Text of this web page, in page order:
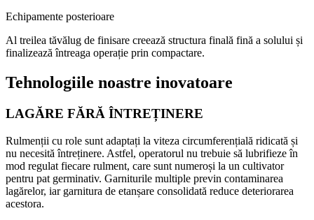
Echipamente posterioare
Al treilea tăvălug de finisare creează structura finală fină a solului și
finalizează întreaga operație prin compactare.
Tehnologiile noastre inovatoare
LAGĂRE FĂRĂ ÎNTREȚINERE
Rulmenții cu role sunt adaptați la viteza circumferențială ridicată și
nu necesită întreținere. Astfel, operatorul nu trebuie să lubrifieze în
mod regulat fiecare rulment, care sunt numeroși la un cultivator
pentru pat germinativ. Garniturile multiple previn contaminarea
lagărelor, iar garnitura de etanșare consolidată reduce deteriorarea
acestora.